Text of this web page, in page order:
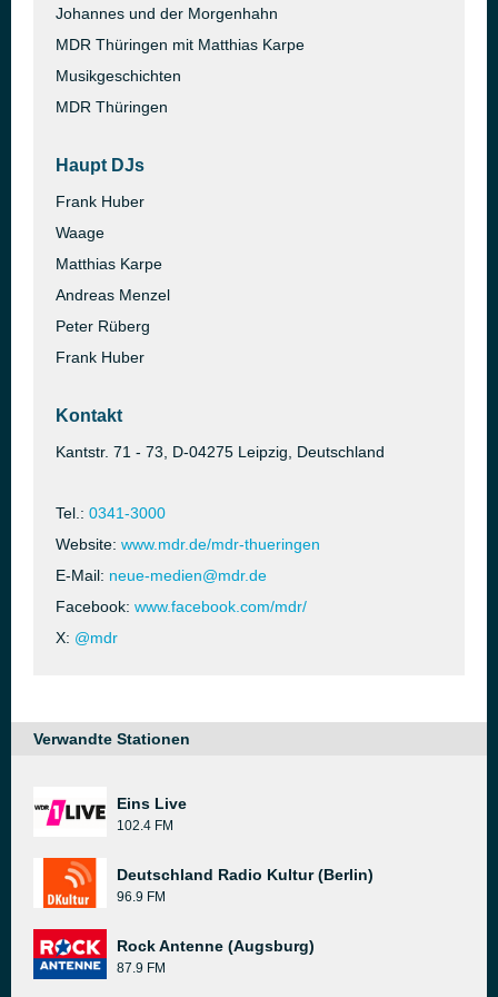
Johannes und der Morgenhahn
MDR Thüringen mit Matthias Karpe
Musikgeschichten
MDR Thüringen
Haupt DJs
Frank Huber
Waage
Matthias Karpe
Andreas Menzel
Peter Rüberg
Frank Huber
Kontakt
Kantstr. 71 - 73, D-04275 Leipzig, Deutschland
Tel.: 0341-3000
Website: www.mdr.de/mdr-thueringen
E-Mail: neue-medien@mdr.de
Facebook: www.facebook.com/mdr/
X: @mdr
Verwandte Stationen
Eins Live
102.4 FM
Deutschland Radio Kultur (Berlin)
96.9 FM
Rock Antenne (Augsburg)
87.9 FM